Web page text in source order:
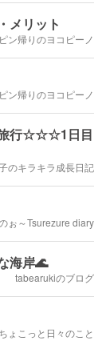
メリット
ン帰りのヨコピーノ
ン帰りのヨコピーノ
行☆☆☆1日目
のキラキラ成長日記
ぉ～Tsurezure diary
海岸🌊
tabearukiのブログ
ちょこっと日々のこと